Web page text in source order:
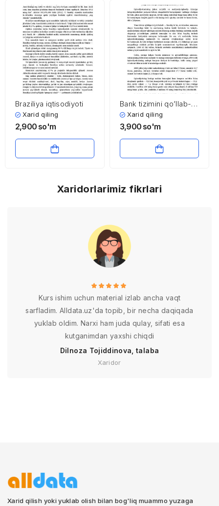
Braziliya iqtisodiyoti
Xarid qiling
2,900 so'm
Bank tizimini qo’llab-
quvvatlash, ishlab
chiqarishni
texnik yangilash va
diversifikatsiya qilish,
joriy etish –
yangi marralarga
chiqish
Xarid qiling
3,900 so'm
Xaridorlarimiz fikrlari
Kurs ishim uchun material izlab ancha vaqt
sarfladim. Alldata.uz'da topib, bir necha daqiqada
yuklab oldim. Narxi ham juda qulay, sifati esa
kutganimdan yaxshi chiqdi
Dilnoza Tojiddinova, talaba
Xaridor
Xarid qilish yoki yuklab olish bilan bog'liq muammo yuzaga